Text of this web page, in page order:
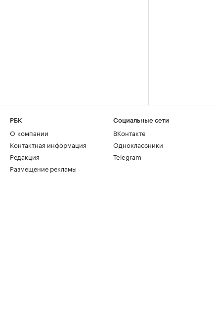
РБК
О компании
Контактная информация
Редакция
Размещение рекламы
Социальные сети
ВКонтакте
Одноклассники
Telegram